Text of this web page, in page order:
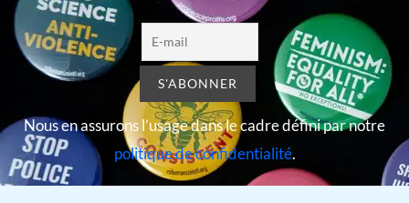
Nous en assurons l’usage dans le cadre défini par notre
politique de confidentialité.